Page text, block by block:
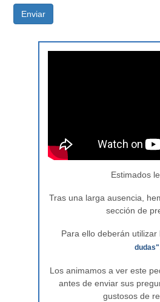
Enviar
Estimados
Tras una larga ausencia,
sección de
Para ello deberán utilizar
dudas"
Los animamos a ver este
antes de enviar sus
gustosos de